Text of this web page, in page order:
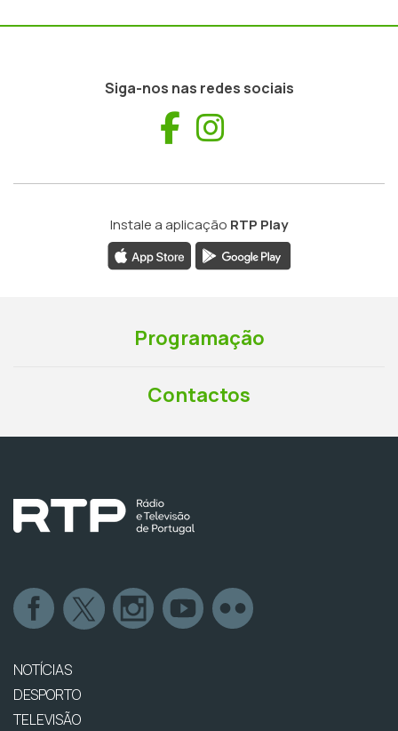
Siga-nos nas redes sociais
Facebook
Instale a aplicação RTP Play
Programação
Contactos
NOTÍCIAS
DESPORTO
TELEVISÃO